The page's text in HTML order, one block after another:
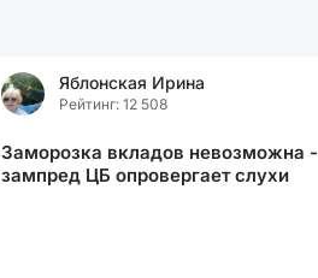
Яблонская Ирина
Рейтинг: 12 508
Заморозка вкладов невозможна -
зампред ЦБ опровергает слухи